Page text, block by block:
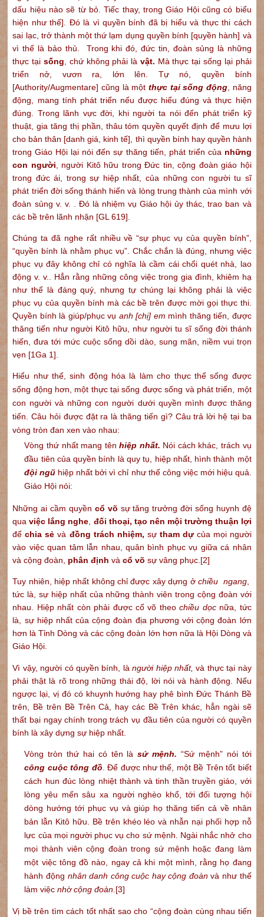
dấu hiệu nào sẽ từ bỏ. Tiếc thay, trong Giáo Hội cũng có biểu
hiện như thế]. Đó là vì quyền bính đã bị hiểu và thực thi cách
sai lạc, trở thành một thứ lạm dụng quyền bính [quyền hành] và
vì thế là bảo thủ. Trong khi đó, đức tin, đoàn sủng là những
thực tại sống , chứ không phải là vật. Mà thực tại sống lại phải
triển nở, vươn ra, lớn lên. Tự nó, quyền bính
[Authority/Augmentare] cũng là một thực tại sống động, năng
động, mang tính phát triển nếu được hiểu đúng và thực hiện
đúng. Trong lãnh vực đời, khi người ta nói đến phát triển kỹ
thuật, gia tăng thị phần, thâu tóm quyền quyết định để mưu lợi
cho bản thân [danh giá, kinh tế], thì quyền bính hay quyền hành
trong Giáo Hội lại nói đến sự thăng tiến, phát triển của những
con người , người Kitô hữu trong Đức tin, cộng đoàn giáo hội
trong đức ái, trong sự hiệp nhất, của những con người tu sĩ
phát triển đời sống thánh hiến và lòng trung thành của mình với
đoàn sủng v. v. . Đó là nhiệm vụ Giáo hội ủy thác, trao ban và
các bề trên lãnh nhận [GL 619].
Chúng ta đã nghe rất nhiều về “sự phục vụ của quyền bính”,
“quyền bính là nhằm phục vụ”. Chắc chắn là đúng, nhưng việc
phục vụ đây không chỉ có nghĩa là cầm cái chổi quét nhà, lao
động v. v.. Hẳn rằng những công việc trong gia đình, khiêm hạ
như thế là đáng quý, nhưng tự chúng lại không phải là việc
phục vụ của quyền bính mà các bề trên được mời gọi thực thi.
Quyền bính là giúp/phục vụ anh [chị] em mình thăng tiến, được
thăng tiến như người Kitô hữu, như người tu sĩ sống đời thánh
hiến, đưa tới mức cuộc sống dồi dào, sung mãn, niềm vui trọn
vẹn [1Ga 1].
Hiểu như thế, sinh động hóa là làm cho thực thể sống được
sống động hơn, một thực tại sống được sống và phát triển, một
con người và những con người dưới quyền mình được thăng
tiến. Câu hỏi được đặt ra là thăng tiến gì? Câu trả lời hệ tại ba
vòng tròn đan xen vào nhau:
Vòng thứ nhất mang tênhiệp nhất. Nói cách khác, trách vụ
đầu tiên của quyền bính là quy tụ, hiệp nhất, hình thành một
đội ngũ hiệp nhất bởi vì chỉ như thế công việc mới hiệu quả.
Giáo Hội nói:
Những ai cầm quyền cổ võ sự tăng trưởng đời sống huynh đệ
quaviệc lắng nghe đối thoại, tạo nên mội trường thuận lợi
đểchia sẻ và đồng trách nhiệm, sự tham dựcủa mọi người
vào việc quan tâm lẫn nhau, quân bình phục vụ giữa cá nhân
và cộng đoàn, phân địnhvàcổ võ sự vâng phục. [2]
Tuy nhiên, hiệp nhất không chỉ được xây dựng ở chiều ngang,
tức là, sự hiệp nhất của những thành viên trong cộng đoàn với
nhau. Hiệp nhất còn phải được cổ võ theochiều dọcnữa, tức
là, sự hiệp nhất của cộng đoàn địa phương với cộng đoàn lớn
hơn là Tỉnh Dòng và các cộng đoàn lớn hơn nữa là Hội Dòng và
Giáo Hội.
Vì vậy, người có quyền bính, làngười hiệp nhất,và thực tại này
phải thật là rõ trong những thái độ, lời nói và hành động. Nếu
ngược lại, vị đó có khuynh hướng hay phê bình Đức Thánh Bề
trên, Bề trên Bề Trên Cả, hay các Bề Trên khác, hẳn ngài sẽ
thất bại ngay chính trong trách vụ đầu tiên của người có quyền
bính là xây dựng sự hiệp nhất.
Vòng tròn thứ hai có tên làsứ mệnh. “Sứ mệnh” nói tới
công cuộc tông đồ . Để được như thế, một Bề Trên tốt biết
cách hun đúc lòng nhiệt thành và tinh thần truyền giáo, với
lòng yêu mến sâu xa người nghèo khổ, tới đối tượng hội
dòng hướng tới phục vụ và giúp họ thăng tiến cả về nhân
bản lẫn Kitô hữu. Bề trên khéo léo và nhẫn nại phối hợp nỗ
lực của mọi người phục vụ cho sứ mệnh. Ngài nhắc nhở cho
mọi thành viên cộng đoàn trong sứ mệnh hoặc đang làm
một việc tông đồ nào, ngay cả khi một mình, rằng họ đang
hành động nhân danh công cuộc hay cộng đoànvà như thế
làm việcnhờ cộng đoàn. [3]
Vị bề trên tìm cách tốt nhất sao cho “cộng đoàn cùng nhau tiến